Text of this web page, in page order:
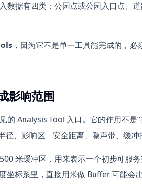
数据有四类：公园点或公园入口点、
，因为它不是单一工具能完成的，必
影响范围
Analysis Tool 入口。它的作用不是“
、影响区、安全距离、噪声带、缓冲
米缓冲区，用来表示一个初步可服
坐标系里，直接用米做 Buffer 可能会